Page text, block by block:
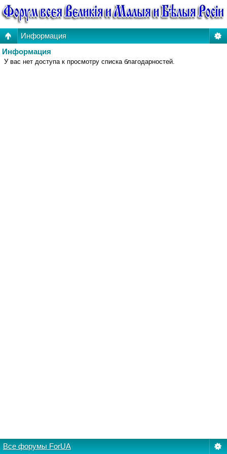
Информация
Информация
У вас нет доступа к просмотру списка благодарностей.
Все форумы ForUA